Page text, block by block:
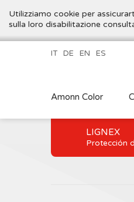
Utilizziamo cookie per
sulla loro disabilitazione
Amonn Color
IT DE EN ES
LIGNEX
Protección